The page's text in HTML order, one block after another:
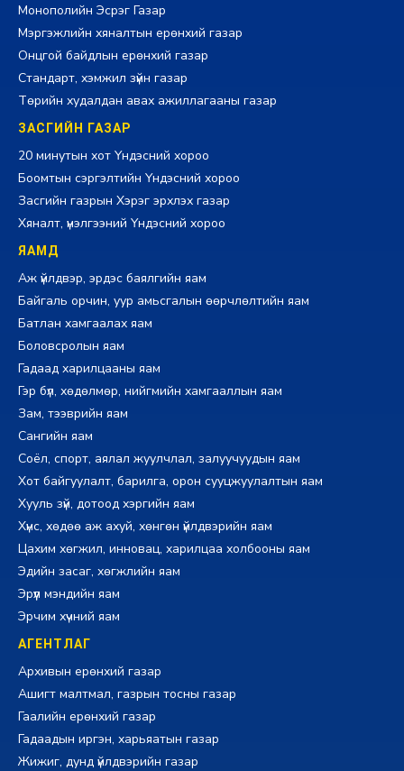
Монополийн Эсрэг Газар
Мэргэжлийн хяналтын ерөнхий газар
Онцгой байдлын ерөнхий газар
Стандарт, хэмжил зүйн газар
Төрийн худалдан авах ажиллагааны газар
ЗАСГИЙН ГАЗАР
20 минутын хот Үндэсний хороо
Боомтын сэргэлтийн Үндэсний хороо
Засгийн газрын Хэрэг эрхлэх газар
Хяналт, үнэлгээний Үндэсний хороо
ЯАМД
Аж үйлдвэр, эрдэс баялгийн яам
Байгаль орчин, уур амьсгалын өөрчлөлтийн яам
Батлан хамгаалах яам
Боловсролын яам
Гадаад харилцааны яам
Гэр бүл, хөдөлмөр, нийгмийн хамгааллын яам
Зам, тээврийн яам
Сангийн яам
Соёл, спорт, аялал жуулчлал, залуучуудын яам
Хот байгуулалт, барилга, орон сууцжуулалтын яам
Хууль зүй, дотоод хэргийн яам
Хүнс, хөдөө аж ахуй, хөнгөн үйлдвэрийн яам
Цахим хөгжил, инновац, харилцаа холбооны яам
Эдийн засаг, хөгжлийн яам
Эрүүл мэндийн яам
Эрчим хүчний яам
АГЕНТЛАГ
Архивын ерөнхий газар
Ашигт малтмал, газрын тосны газар
Гаалийн ерөнхий газар
Гадаадын иргэн, харьяатын газар
Жижиг, дунд үйлдвэрийн газар